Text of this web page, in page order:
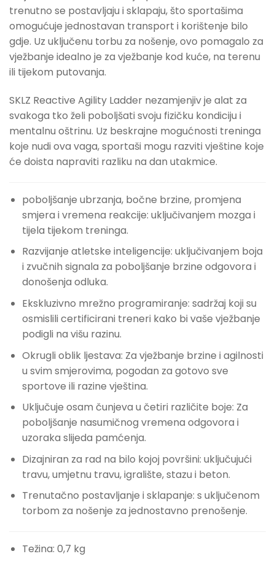
trenutno se postavljaju i sklapaju, što sportašima
omogućuje jednostavan transport i korištenje bilo
gdje. Uz uključenu torbu za nošenje, ovo pomagalo za
vježbanje idealno je za vježbanje kod kuće, na terenu
ili tijekom putovanja.
SKLZ Reactive Agility Ladder nezamjenjiv je alat za
svakoga tko želi poboljšati svoju fizičku kondiciju i
mentalnu oštrinu. Uz beskrajne mogućnosti treninga
koje nudi ova vaga, sportaši mogu razviti vještine koje
će doista napraviti razliku na dan utakmice.
poboljšanje ubrzanja, bočne brzine, promjena
smjera i vremena reakcije: uključivanjem mozga i
tijela tijekom treninga.
Razvijanje atletske inteligencije: uključivanjem boja
i zvučnih signala za poboljšanje brzine odgovora i
donošenja odluka.
Ekskluzivno mrežno programiranje: sadržaj koji su
osmislili certificirani treneri kako bi vaše vježbanje
podigli na višu razinu.
Okrugli oblik ljestava: Za vježbanje brzine i agilnosti
u svim smjerovima, pogodan za gotovo sve
sportove ili razine vještina.
Uključuje osam čunjeva u četiri različite boje: Za
poboljšanje nasumičnog vremena odgovora i
uzoraka slijeda pamćenja.
Dizajniran za rad na bilo kojoj površini: uključujući
travu, umjetnu travu, igralište, stazu i beton.
Trenutačno postavljanje i sklapanje: s uključenom
torbom za nošenje za jednostavno prenošenje.
Težina: 0,7 kg